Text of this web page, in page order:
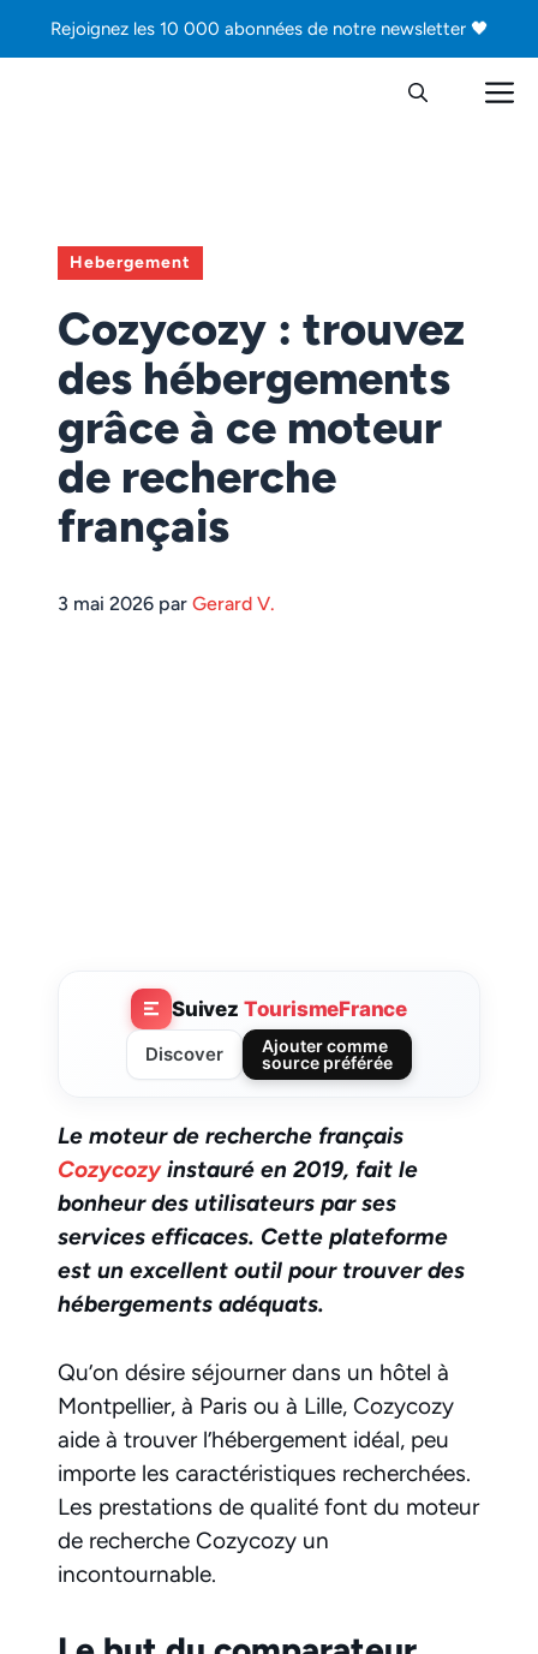
Rejoignez les 10 000 abonnées de notre newsletter 🖤
Hebergement
Cozycozy : trouvez
des hébergements
grâce à ce moteur
de recherche
français
3 mai 2026 par Gerard V.
Suivez TourismeFrance
Discover
Ajouter comme
source préférée
Le moteur de recherche français
Cozycozyinstauré en 2019, fait le
bonheur des utilisateurs par ses
services efficaces. Cette plateforme
est un excellent outil pour trouver des
hébergements adéquats.
Qu’on désire séjourner dans un hôtel à
Montpellier, à Paris ou à Lille, Cozycozy
aide à trouver l’hébergement idéal, peu
importe les caractéristiques recherchées.
Les prestations de qualité font du moteur
de recherche Cozycozy un
incontournable.